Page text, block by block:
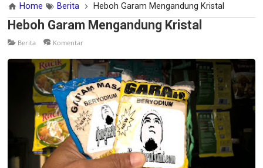
Home Berita Heboh Garam Mengandung Kristal
Heboh Garam Mengandung Kristal
Berita Komentar